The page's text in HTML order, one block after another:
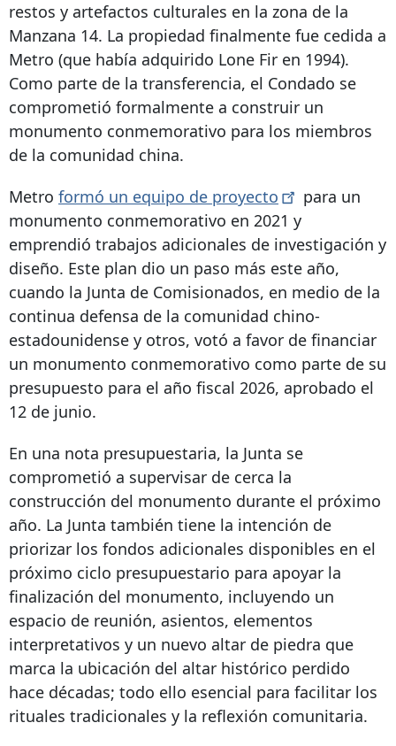
restos y artefactos culturales en la zona de la
Manzana 14. La propiedad finalmente fue cedida a
Metro (que había adquirido Lone Fir en 1994).
Como parte de la transferencia, el Condado se
comprometió formalmente a construir un
monumento conmemorativo para los miembros
de la comunidad china.
Metro formó un equipo de proyecto
para un
monumento conmemorativo en 2021 y
emprendió trabajos adicionales de investigación y
diseño. Este plan dio un paso más este año,
cuando la Junta de Comisionados, en medio de la
continua defensa de la comunidad chino-
estadounidense y otros, votó a favor de financiar
un monumento conmemorativo como parte de su
presupuesto para el año fiscal 2026, aprobado el
12 de junio.
En una nota presupuestaria, la Junta se
comprometió a supervisar de cerca la
construcción del monumento durante el próximo
año. La Junta también tiene la intención de
priorizar los fondos adicionales disponibles en el
próximo ciclo presupuestario para apoyar la
finalización del monumento, incluyendo un
espacio de reunión, asientos, elementos
interpretativos y un nuevo altar de piedra que
marca la ubicación del altar histórico perdido
hace décadas; todo ello esencial para facilitar los
rituales tradicionales y la reflexión comunitaria.